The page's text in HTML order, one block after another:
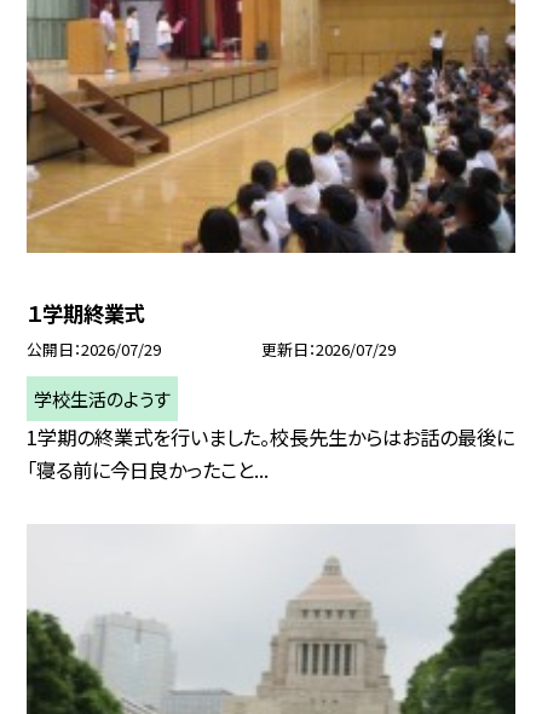
１学期終業式
公開日 2026/07/29 更新日 2026/07/29
学校生活のようす
1学期の終業式を行いました。校長先生からはお話の最後に
「寝る前に今日良かったこと...